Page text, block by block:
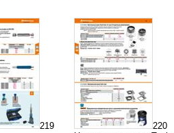
219
220